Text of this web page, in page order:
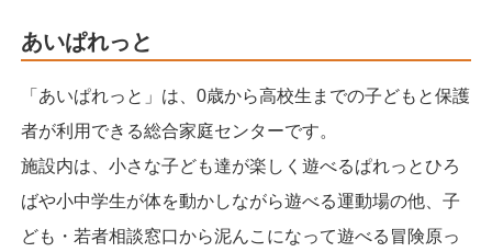
あいぱれっと
「あいぱれっと」は、0歳から高校生までの子どもと保護
者が利用できる総合家庭センターです。
施設内は、小さな子ども達が楽しく遊べるぱれっとひろ
ばや小中学生が体を動かしながら遊べる運動場の他、子
ども・若者相談窓口から泥んこになって遊べる冒険原っ